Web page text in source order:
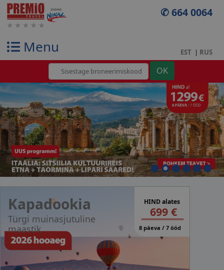
EST | RUS
✆ 664 0064
Menu
Kapadookia
Türgi muinasjutuline
maastik
HIND alates
699 €
8 päeva / 7 ööd